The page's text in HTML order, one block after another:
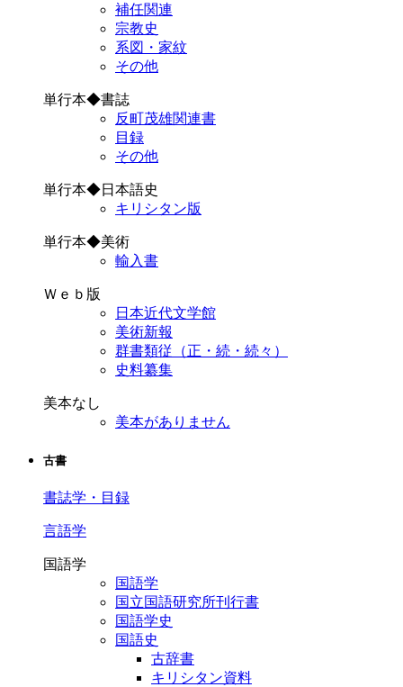
補任関連
宗教史
系図・家紋
その他
単行本◆書誌
反町茂雄関連書
目録
その他
単行本◆日本語史
キリシタン版
単行本◆美術
輸入書
Ｗｅｂ版
日本近代文学館
美術新報
群書類従（正・続・続々）
史料纂集
美本なし
美本がありません
古書
書誌学・目録
言語学
国語学
国語学
国立国語研究所刊行書
国語学史
国語史
古辞書
キリシタン資料